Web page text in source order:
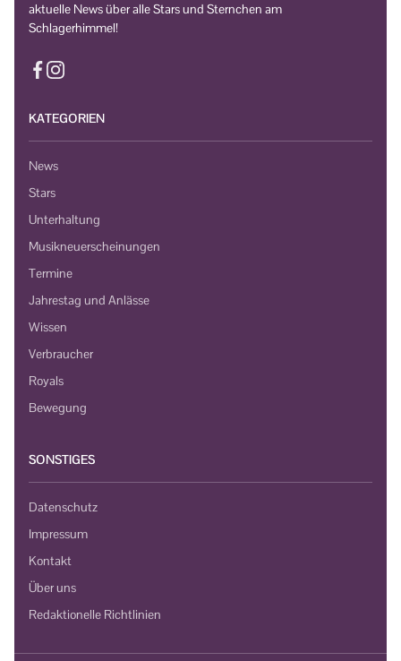
aktuelle News über alle Stars und Sternchen am
Schlagerhimmel!
KATEGORIEN
News
Stars
Unterhaltung
Musikneuerscheinungen
Termine
Jahrestag und Anlässe
Wissen
Verbraucher
Royals
Bewegung
SONSTIGES
Datenschutz
Impressum
Kontakt
Über uns
Redaktionelle Richtlinien